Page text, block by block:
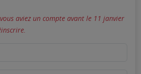
aviez un compte avant le 11 janvier